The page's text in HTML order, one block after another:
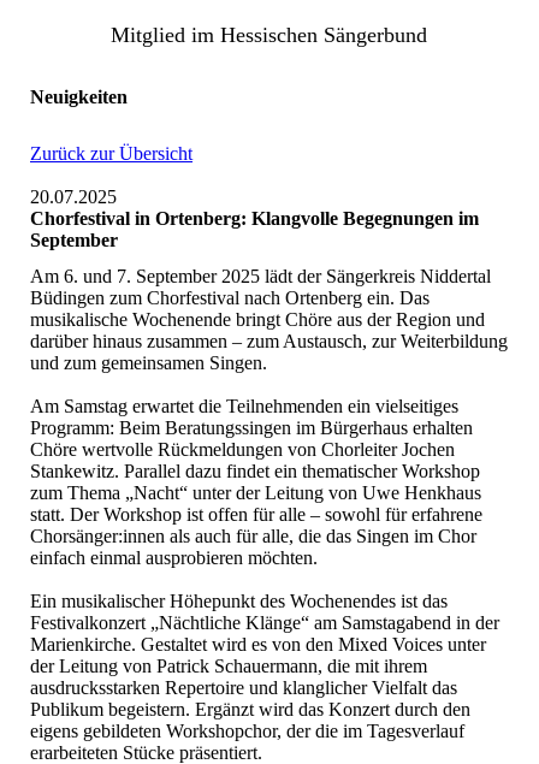
Mitglied im Hessischen Sängerbund
Neuigkeiten
Zurück zur Übersicht
20.07.2025
Chorfestival in Ortenberg: Klangvolle Begegnungen im
September
Am 6. und 7. September 2025 lädt der Sängerkreis Niddertal
Büdingen zum Chorfestival nach Ortenberg ein. Das
musikalische Wochenende bringt Chöre aus der Region und
darüber hinaus zusammen – zum Austausch, zur Weiterbildung
und zum gemeinsamen Singen.
Am Samstag erwartet die Teilnehmenden ein vielseitiges
Programm: Beim Beratungssingen im Bürgerhaus erhalten
Chöre wertvolle Rückmeldungen von Chorleiter Jochen
Stankewitz. Parallel dazu findet ein thematischer Workshop
zum Thema „Nacht“ unter der Leitung von Uwe Henkhaus
statt. Der Workshop ist offen für alle – sowohl für erfahrene
Chorsänger:innen als auch für alle, die das Singen im Chor
einfach einmal ausprobieren möchten.
Ein musikalischer Höhepunkt des Wochenendes ist das
Festivalkonzert „Nächtliche Klänge“ am Samstagabend in der
Marienkirche. Gestaltet wird es von den Mixed Voices unter
der Leitung von Patrick Schauermann, die mit ihrem
ausdrucksstarken Repertoire und klanglicher Vielfalt das
Publikum begeistern. Ergänzt wird das Konzert durch den
eigens gebildeten Workshopchor, der die im Tagesverlauf
erarbeiteten Stücke präsentiert.